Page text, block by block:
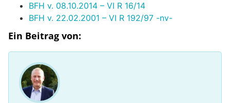
BFH v. 08.10.2014 – VI R 16/14
BFH v. 22.02.2001 – VI R 192/97 -nv-
Ein Beitrag von: